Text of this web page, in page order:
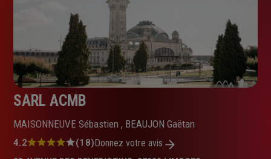
SARL ACMB
MAISONNEUVE Sébastien , BEAUJON Gaëtan
Note
4.2 (18)Donnez votre avis